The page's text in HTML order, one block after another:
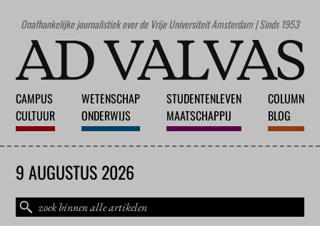
Onafhankelijke journalistiek over de Vrije Universiteit Amsterdam | Sinds 1953
CAMPUS
CULTUUR
WETENSCHAP
ONDERWIJS
STUDENTENLEVEN
MAATSCHAPPIJ
COLUMN
BLOG
9 AUGUSTUS 2026